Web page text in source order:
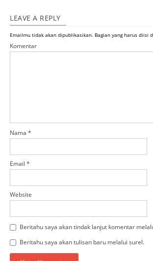
LEAVE A REPLY
Emailmu tidak akan dipublikasikan. Bagian yang harus diisi
Komentar
Nama *
Email *
Website
Beritahu saya akan tindak lanjut komentar
Beritahu saya akan tulisan baru melalui surel.